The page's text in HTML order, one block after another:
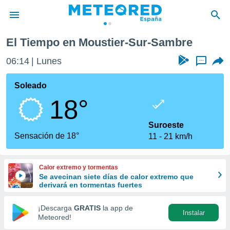
de
por
que se
calidad.
a este
las
y
forma
digital
basada
El Tiempo en Moustier-Sur-Sambre
06:14 Lunes ...
Soleado
18°
Sensación de 18°
Suroeste
11
21 km/h
Calor extremo y tormentas
Se avecinan siete días de calor extremo que
derivará en tormentas fuertes
¡Descarga GRATIS la app de
Meteored!
Instalar